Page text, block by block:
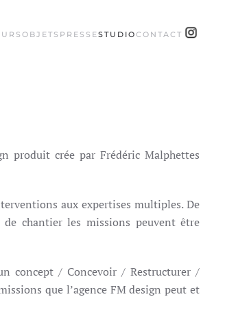
OBJETS PRESSESTUDIOCONTACT
produit crée par Frédéric Malphettes
aux expertises multiples. De
chantier les missions peuvent être
concept / Concevoir / Restructurer /
que l’agence FM design peut et